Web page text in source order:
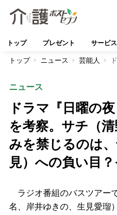
トップ プレゼント サービス
トップ ニュース 芸能人
ニュース
ドラマ『日曜の
を考察。サチ（
みを禁じるのは
見）への負い目
ラジオ番組のバスツアー
名、岸井ゆきの、生見愛瑠